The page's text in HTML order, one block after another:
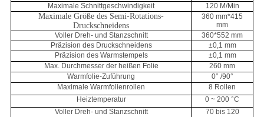
Maximale Schnittgeschwindigkeit
120 M/Min
Maximale Größe des Semi-Rotations-
Druckschneidens
360 mm*415
mm
Voller Dreh- und Stanzschnitt
360*552 mm
Präzision des Druckschneidens
±0,1 mm
Präzision des Warmstempels
±0,1 mm
Max. Durchmesser der heißen Folie
260 mm
Warmfolie-Zuführung
0° /90°
Maximale Warmfolienrollen
8 Rollen
Heiztemperatur
0 ~ 200 °C
Voller Dreh- und Stanzschnitt
70 bis 120